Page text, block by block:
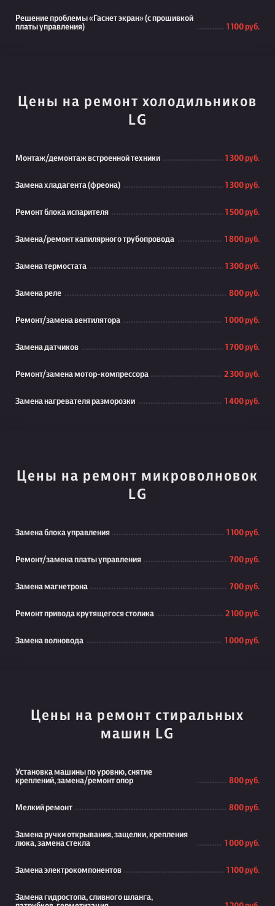
Решение проблемы «Гаснет экран» (с прошивкой
платы управления)
1 100 руб.
Цены на ремонт холодильников
LG
Монтаж/демонтаж встроенной техники 1 300 руб.
Замена хладагента (фреона) 1 300 руб.
Ремонт блока испарителя 1 500 руб.
Замена/ремонт капилярного трубопровода 1 800 руб.
Замена термостата 1 300 руб.
Замена реле 800 руб.
Ремонт/замена вентилятора 1 000 руб.
Замена датчиков 1 700 руб.
Ремонт/замена мотор-компрессора 2 300 руб.
Замена нагревателя разморозки 1 400 руб.
Цены на ремонт микроволновок
LG
Замена блока управления 1 100 руб.
Ремонт/замена платы управления 700 руб.
Замена магнетрона 700 руб.
Ремонт привода крутящегося столика 2 100 руб.
Замена волновода 1 000 руб.
Цены на ремонт стиральных
машин LG
Установка машины по уровню, снятие
креплений, замена/ремонт опор
800 руб.
Мелкий ремонт 800 руб.
Замена ручки открывания, защелки, крепления
люка, замена стекла
1 000 руб.
Замена электрокомпонентов 1 100 руб.
Замена гидростопа, сливного шланга,